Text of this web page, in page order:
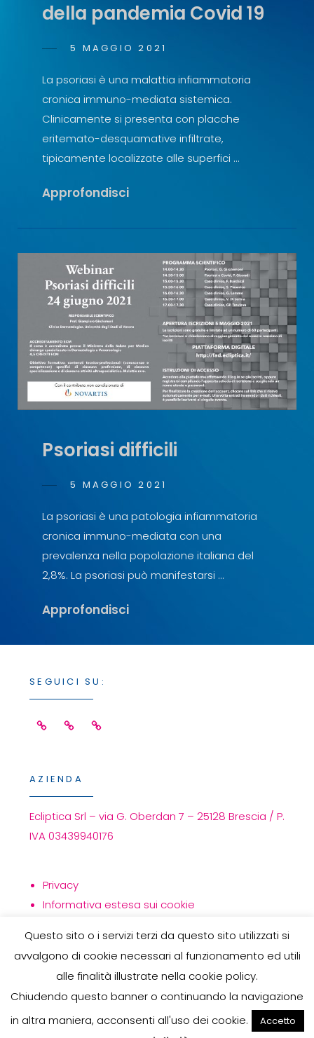
della pandemia Covid 19
POSTED
5 MAGGIO 2021
SCOPELLITI
La psoriasi è una malattia infiammatoria
cronica immuno-mediata sistemica.
Clinicamente si presenta con placche
eritemato-desquamative infiltrate,
tipicamente localizzate alle superfici …
ApprofondisciLa
Della
Psoriasi
Moderata
Grave
Ai
Tempi
Della
Pandemia
Covid
19
Psoriasi difficili
POSTED
5 MAGGIO 2021
SCOPELLITI
La psoriasi è una patologia infiammatoria
cronica immuno-mediata con una
prevalenza nella popolazione italiana del
2,8%. La psoriasi può manifestarsi …
ApprofondisciPsoriasi
SEGUICI SU:
FacebookLinkedinInstagram
AZIENDA
Ecliptica Srl – via G. Oberdan 7 – 25128 Brescia / P.
IVA 03439940176
Privacy
Informativa estesa sui cookie
RISERVATI.PRIVACY | ECLIPTICA THEME
Questo sito o i servizi terzi da questo sito utilizzati si
avvalgono di cookie necessari al funzionamento ed utili
alle finalità illustrate nella cookie policy.
Chiudendo questo banner o continuando la navigazione
in altra maniera, acconsenti all'uso dei cookie.
Accetto